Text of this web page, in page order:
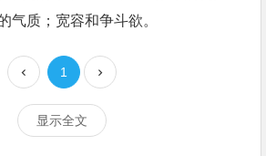
气质；宽容和争斗欲。
1
显示全文